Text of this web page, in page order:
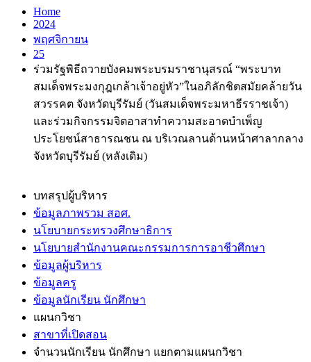
Home
2024
พฤศจิกายน
25
ร่วมรัฐพิธีถวายบังคมพระบรมราชานุสรณ์ “พระบาท
สมเด็จพระมงกุฎเกล้าเจ้าอยู่หัว”ในอภิลักชิตสมัยคล้ายวัน
สวรรคต จังหวัดบุรีรัมย์ (วันสมเด็จพระมหาธีรราชเจ้า)
และร่วมกิจกรรมจิตอาสาทำความสะอาดบำเพ็ญ
ประโยชน์สาธารณชน ณ บริเวณลานด้านหน้าศาลากลาง
จังหวัดบุรีรัมย์ (หลังเดิม)
บทสรุปผู้บริหาร
ข้อมูลภาพรวม สอศ.
นโยบายกระทรวงศึกษาธิการ
นโยบายสำนักงานคณะกรรมการการอาชีวศึกษา
ข้อมูลผู้บริหาร
ข้อมูลครู
ข้อมูลนักเรียน นักศึกษา
แผนกวิชา
สาขาที่เปิดสอน
จำนวนนักเรียน นักศึกษา แยกตามแผนกวิชา